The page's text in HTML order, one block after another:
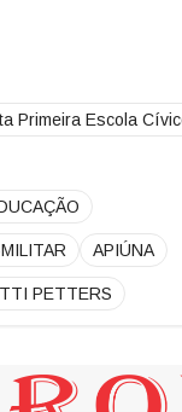
Primeira Escola
APIÚNA
PETTERS